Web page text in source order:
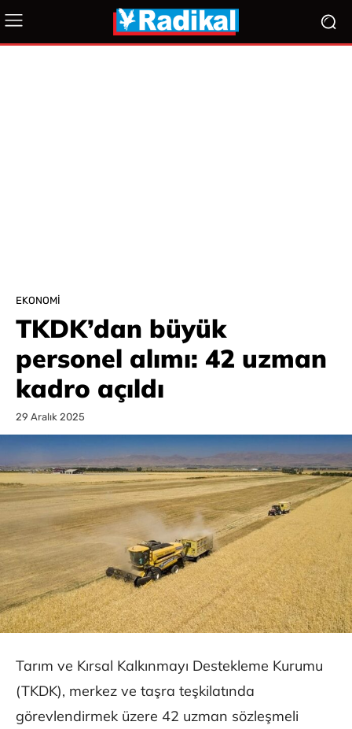
EKONOMI
TKDK’dan büyük
personel alımı: 42 uzman
kadro açıldı
29 Aralık 2025
Tarım ve Kırsal Kalkınmayı Destekleme Kurumu
(TKDK), merkez ve taşra teşkilatında
görevlendirmek üzere 42 uzman sözleşmeli